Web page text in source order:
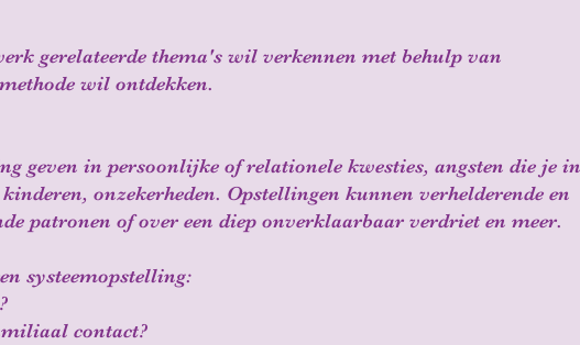
gerelateerde thema's wil verkennen met behulp van
wil ontdekken.
geven in persoonlijke of relationele kwesties, angsten die je
onzekerheden. Opstellingen kunnen verhelderende en
patronen of over een diep onverklaarbaar verdriet en meer.​
systeemopstelling:
contact?